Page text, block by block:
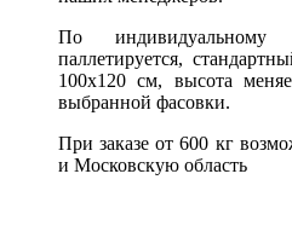
По индивидуальному
паллетируется,
100х120 см, высота
выбранной фасовки.
При заказе от 600 кг
и Московскую область